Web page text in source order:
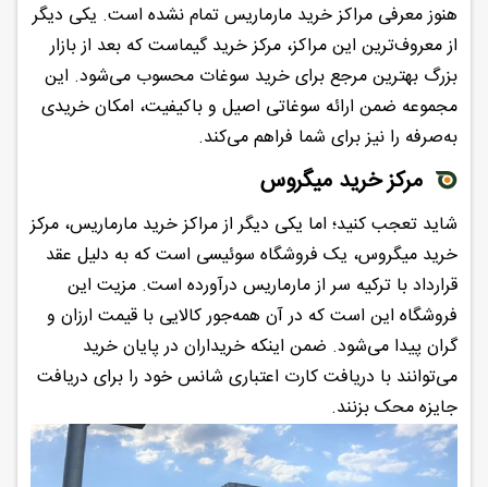
هنوز معرفی مراکز خرید مارماریس تمام نشده است. یکی دیگر
از معروف‌ترین این مراکز، مرکز خرید گیماست که بعد از بازار
بزرگ بهترین مرجع برای خرید سوغات محسوب می‌شود. این
مجموعه ضمن ارائه سوغاتی اصیل و باکیفیت، امکان خریدی
به‌صرفه را نیز برای شما فراهم می‌کند.
مرکز خرید میگروس
شاید تعجب کنید؛ اما یکی دیگر از مراکز خرید مارماریس، مرکز
خرید میگروس، یک فروشگاه سوئیسی است که به دلیل عقد
قرارداد با ترکیه سر از مارماریس درآورده است. مزیت این
فروشگاه این است که در آن همه‌جور کالایی با قیمت ارزان و
گران پیدا می‌شود. ضمن اینکه خریداران در پایان خرید
می‌توانند با دریافت کارت اعتباری شانس خود را برای دریافت
جایزه محک بزنند.